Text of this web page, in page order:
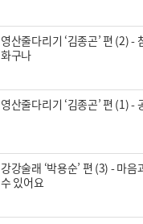
영산줄다리기 ‘김종곤’ 편 (2) -
화구나
영산줄다리기 ‘김종곤’ 편 (1) -
강강술래 ‘박용순’ 편 (3) - 마
수 있어요